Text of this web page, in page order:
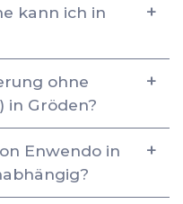
kann ich in
ohne
in Gröden?
Enwendo in